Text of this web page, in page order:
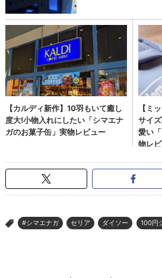
> #シマエナガ セリア ダイソー 100円